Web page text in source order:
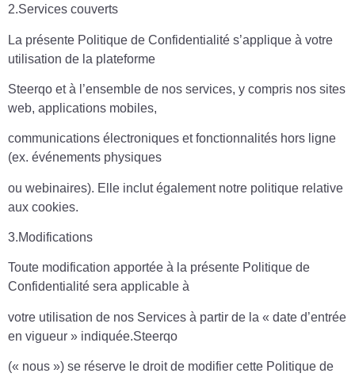
2.Services couverts
La présente Politique de Confidentialité s’applique à votre
utilisation de la plateforme
Steerqo et à l’ensemble de nos services, y compris nos sites
web, applications mobiles,
communications électroniques et fonctionnalités hors ligne
(ex. événements physiques
ou webinaires). Elle inclut également notre politique relative
aux cookies.
3.Modifications
Toute modification apportée à la présente Politique de
Confidentialité sera applicable à
votre utilisation de nos Services à partir de la « date d’entrée
en vigueur » indiquée.Steerqo
(« nous ») se réserve le droit de modifier cette Politique de